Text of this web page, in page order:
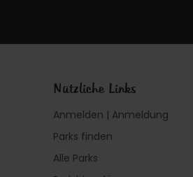
Nützliche Links
Anmelden | Anmeldung
Parks finden
Alle Parks